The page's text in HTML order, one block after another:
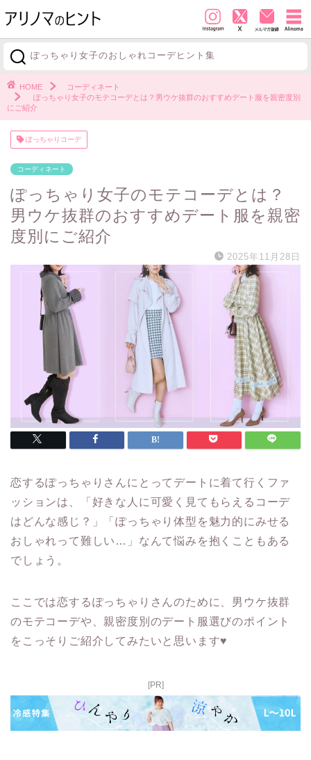
ぽっちゃり女子のおしゃれコーデヒント集
HOME
コーディネート
ぽっちゃり女子のモテコーデとは？男ウケ抜群のおすすめデート服を親密度別
にご紹介
ぽっちゃりコーデ
コーディネート
ぽっちゃり女子のモテコーデとは？
男ウケ抜群のおすすめデート服を親密
度別にご紹介
2025年11月28日
恋するぽっちゃりさんにとってデートに着て行くファ
ッションは、「好きな人に可愛く見てもらえるコーデ
はどんな感じ？」「ぽっちゃり体型を魅力的にみせる
おしゃれって難しい…」なんて悩みを抱くこともある
でしょう。
ここでは恋するぽっちゃりさんのために、男ウケ抜群
のモテコーデや、親密度別のデート服選びのポイント
をこっそりご紹介してみたいと思います♥
[PR]